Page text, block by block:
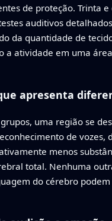
de proteção. Trinta
auditivos
da quantidade de
atividade em uma
apresenta
uma região se
de
menos
total. Nenhuma
do cérebro